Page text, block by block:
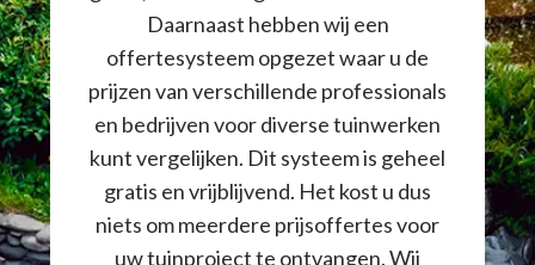
Daarnaast hebben wij een
offertesysteem opgezet waar u de
prijzen van verschillende professionals
en bedrijven voor diverse tuinwerken
kunt vergelijken. Dit systeem is geheel
gratis en vrijblijvend. Het kost u dus
niets om meerdere prijsoffertes voor
uw tuinproject te ontvangen. Wij